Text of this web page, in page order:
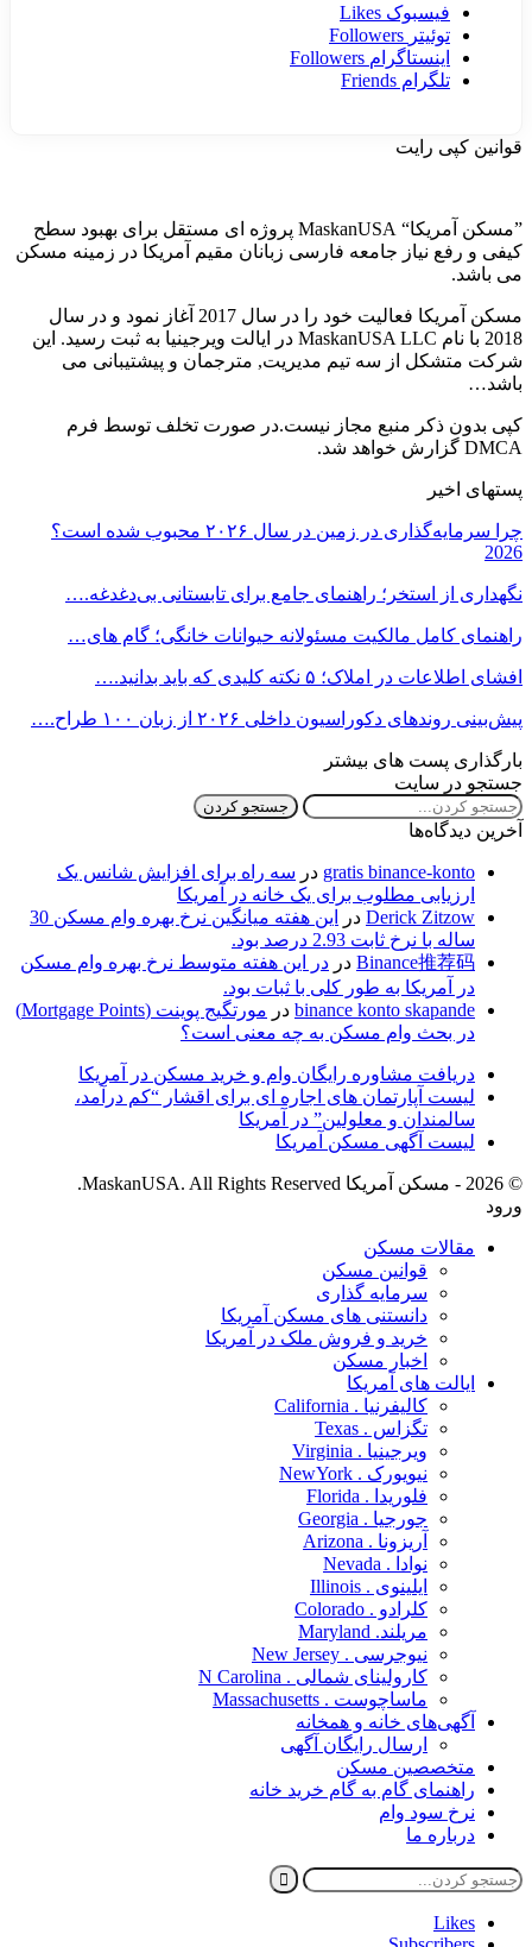
فیسبوک Likes
توئیتر Followers
اینستاگرام Followers
تلگرام Friends
قوانین کپی رایت
”مسکن آمریکا“ MaskanUSA پروژه ای مستقل برای بهبود سطح
کیفی و رفع نیاز جامعه فارسی زبانان مقیم آمریکا در زمینه مسکن
می باشد.
مسکن آمریکا فعالیت خود را در سال 2017 آغاز نمود و در سال
2018 با نام MaskanUSA LLC در ایالت ویرجینیا به ثبت رسید. این
شرکت متشکل از سه تیم مدیریت, مترجمان و پیشتیبانی می
باشد…
کپی بدون ذکر منبع مجاز نیست.در صورت تخلف توسط فرم
DMCA گزارش خواهد شد.
پستهای اخیر
چرا سرمایه‌گذاری در زمین در سال ۲۰۲۶ محبوب شده است؟
2026
نگهداری از استخر؛ راهنمای جامع برای تابستانی بی‌دغدغه.…
راهنمای کامل مالکیت مسئولانه حیوانات خانگی؛ گام های…
افشای اطلاعات در املاک؛ ۵ نکته کلیدی که باید بدانید.…
پیش‌بینی روندهای دکوراسیون داخلی ۲۰۲۶ از زبان ۱۰۰ طراح.…
بارگذاری پست های بیشتر
جستجو در سایت
آخرین دیدگاه‌ها
gratis binance-konto در سه راه برای افزایش شانس یک
ارزیابی مطلوب برای یک خانه در آمریکا
Derick Zitzow در
این هفته میانگین نرخ بهره وام مسکن 30
ساله با نرخ ثابت 2.93 درصد بود.
Binance推荐码 در در این هفته متوسط نرخ بهره وام مسکن
در آمریکا به طور کلی با ثبات بود.
binance konto skapande در
مورتگیج پوینت (Mortgage Points)
در بحث وام مسکن به چه معنی است؟
دریافت مشاوره رایگان وام و خرید مسکن در آمریکا
لیست آپارتمان های اجاره ای­ برای اقشار “کم درآمد،
سالمندان و معلولین” در آمریکا
لیست آگهی مسکن آمریکا
© 2026 - مسکن آمریکا MaskanUSA. All Rights Reserved.
ورود
مقالات مسکن
قوانین مسکن
سرمایه گذاری
دانستنی های مسکن آمریکا
خرید و فروش ملک در آمریکا
اخبار مسکن
ایالت های آمریکا
کالیفرنیا . California
تگزاس . Texas
ویرجینیا . Virginia
نیویورک . NewYork
فلوریدا . Florida
جورجیا . Georgia
آریزونا . Arizona
نوادا . Nevada
ایلینوی . Illinois
کلرادو . Colorado
مریلند. Maryland
نیوجرسی . New Jersey
کارولینای شمالی . N Carolina
ماساچوست . Massachusetts
آگهی‌های خانه و همخانه
ارسال رایگان آگهی
متخصصین مسکن
راهنمای گام به گام خرید خانه
نرخ سود وام
درباره ما
Likes